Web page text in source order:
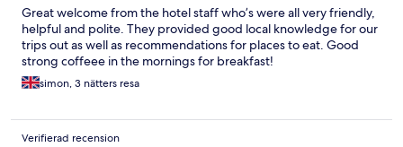
Great welcome from the hotel staff who’s were all very friendly,
helpful and polite. They provided good local knowledge for our
trips out as well as recommendations for places to eat. Good
strong coffeee in the mornings for breakfast!
simon, 3 nätters resa
Verifierad recension